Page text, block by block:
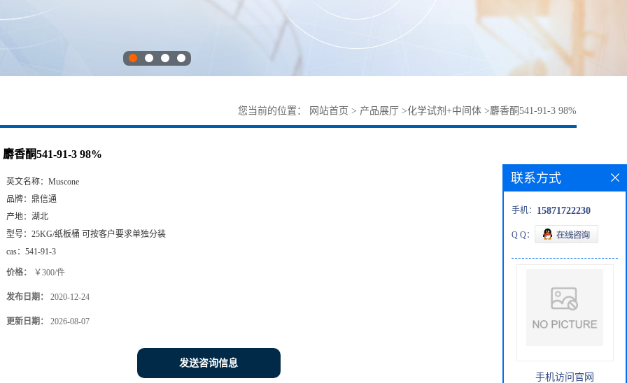
您当前的位置： 网站首页 > 产品展厅 >化学试剂+中间体 >麝香酮541-91-3 98%
麝香酮541-91-3 98%
英文名称： Muscone
品牌： 鼎信通
产地： 湖北
型号： 25KG/纸板桶 可按客户要求单独分装
cas： 541-91-3
价格： ￥300/件
发布日期： 2020-12-24
更新日期： 2026-08-07
发送咨询信息
联系方式
手机： 15871722230
Q Q：
手机访问官网